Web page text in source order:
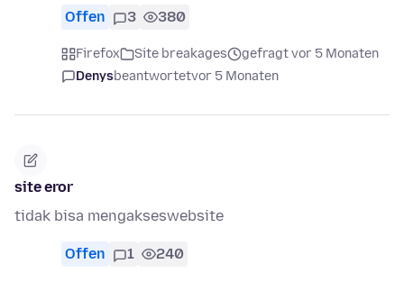
Offen 3 380
Firefox Site breakages
gefragt vor 5 Monaten
Denysbeantwortetvor 5 Monaten
site eror
tidak bisa mengakseswebsite
Offen 1 240